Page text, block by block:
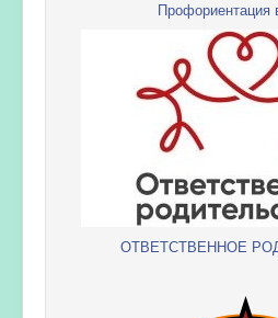
Профориентация
ОТВЕТСТВЕННОЕ